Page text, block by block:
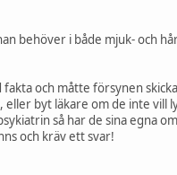
behöver i både mjuk- och
och måtte försynen
byt läkare om de inte vill
så har de sina egna
och kräv ett svar!